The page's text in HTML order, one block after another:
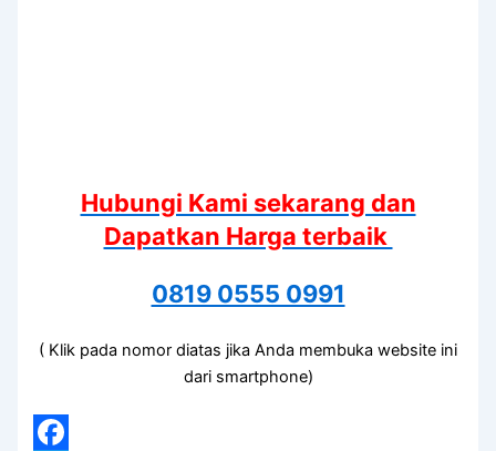
Hubungi Kami sekarang dan
Dapatkan Harga terbaik
0819 0555 0991
( Klik pada nomor diatas jika Anda membuka website ini
dari smartphone)